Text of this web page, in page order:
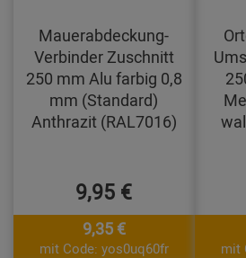
Mauerabdeckung-
Verbinder Zuschnitt
250 mm Alu farbig 0,8
mm (Standard)
Anthrazit (RAL7016)
9,95 €
9,35 €
mit Code: yos0uq60fr mit